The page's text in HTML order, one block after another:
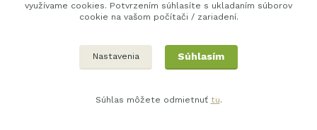
využívame cookies. Potvrzením súhlasíte s ukladaním súborov
cookie na vašom počítači / zariadení.
Nastavenia Súhlasím
Súhlas môžete odmietnuť tu.